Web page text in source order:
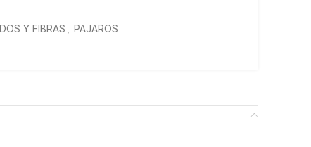
Y FIBRAS
PAJAROS